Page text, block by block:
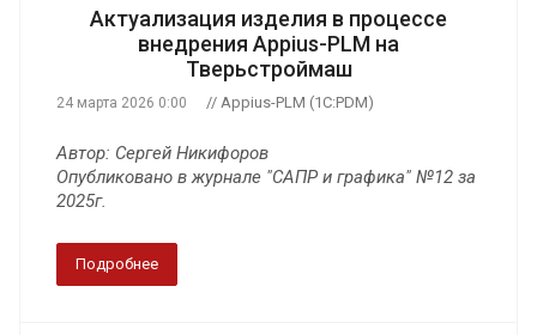
Актуализация изделия в процессе
внедрения Appius-PLM на
Тверьстроймаш
24 марта 2026 0:00 // Appius-PLM (1C:PDM)
Автор: Сергей Никифоров
Опубликовано в журнале "САПР и графика" №12 за
2025г.
Подробнее